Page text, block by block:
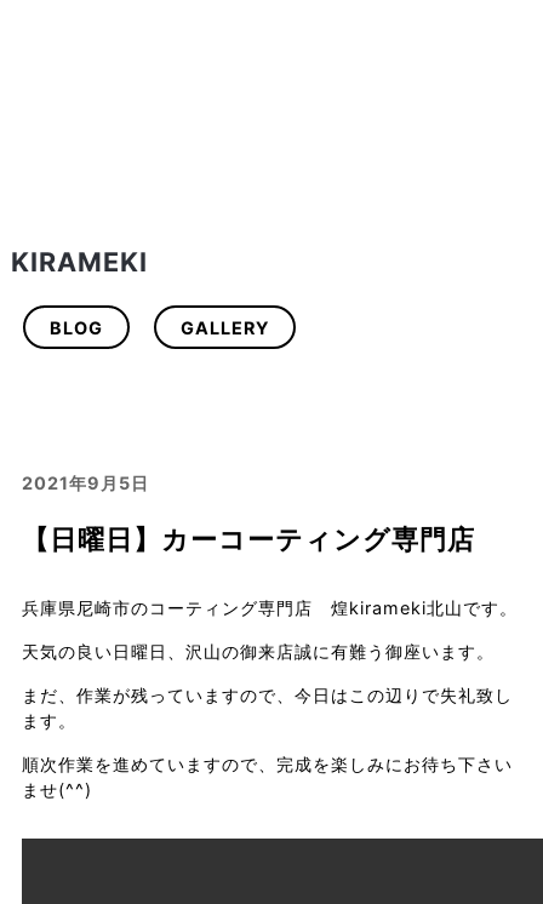
KIRAMEKI
BLOG GALLERY
2021年9月5日
【日曜日】カーコーティング専門店
兵庫県尼崎市のコーティング専門店 煌kirameki北山です。
天気の良い日曜日、沢山の御来店誠に有難う御座います。
まだ、作業が残っていますので、今日はこの辺りで失礼致し
ます。
順次作業を進めていますので、完成を楽しみにお待ち下さい
ませ(^^)